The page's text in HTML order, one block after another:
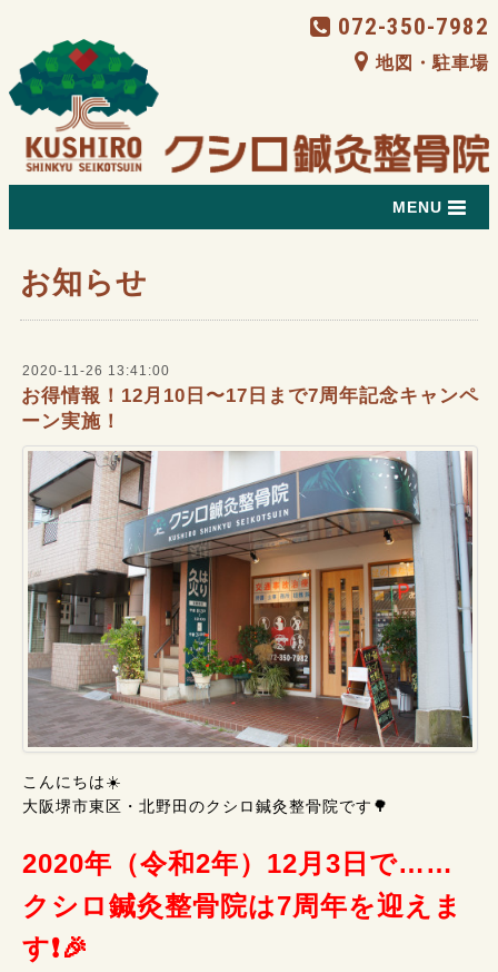
072-350-7982
地図・駐車場
MENU
お知らせ
2020-11-26 13:41:00
お得情報！12月10日〜17日まで7周年記念キャンペ
ーン実施！
こんにちは☀️
大阪堺市東区・北野田のクシロ鍼灸整骨院です🌳
2020年（令和2年）12月3日で……
クシロ鍼灸整骨院は7周年を迎えま
す❗🎉